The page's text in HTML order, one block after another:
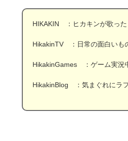
HIKAKIN ：ヒカキンが歌
HikakinTV ：日常の面白
HikakinGames ：ゲーム
HikakinBlog ：気まぐれに